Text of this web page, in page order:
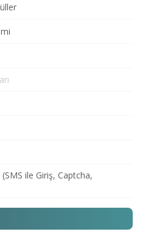
ile Giriş, Captcha,